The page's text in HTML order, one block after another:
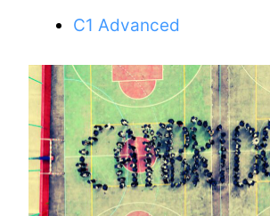
C1 Advanced